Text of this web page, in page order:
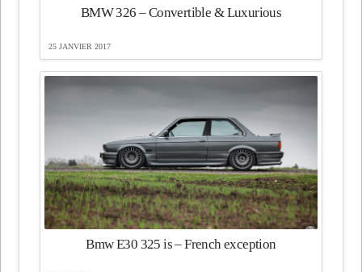
BMW 326 – Convertible & Luxurious
25 JANVIER 2017
Bmw E30 325 is – French exception